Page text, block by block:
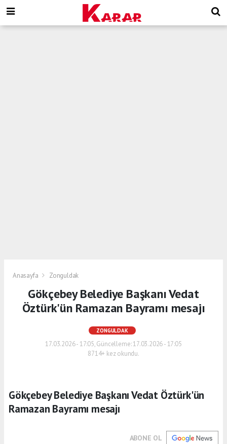
Anasayfa Zonguldak
Gökçebey Belediye Başkanı Vedat
Öztürk'ün Ramazan Bayramı mesajı
ZONGULDAK
17.03.2026 - 17:05, Güncelleme: 17.03.2026 - 17:05
8714+ kez okundu.
Gökçebey Belediye Başkanı Vedat Öztürk'ün
Ramazan Bayramı mesajı
ABONE OL